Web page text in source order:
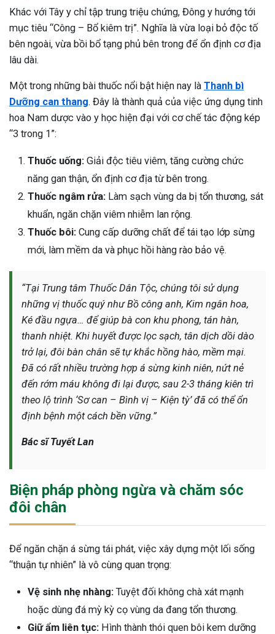
Khác với Tây y chỉ tập trung triệu chứng, Đông y hướng tới
mục tiêu “Công – Bổ kiêm trị”. Nghĩa là vừa loại bỏ độc tố
bên ngoài, vừa bồi bổ tạng phủ bên trong để ổn định cơ địa
lâu dài.
Một trong những bài thuốc nổi bật hiện nay là Thanh bì
Dưỡng can thang. Đây là thành quả của việc ứng dụng tinh
hoa Nam dược vào y học hiện đại với cơ chế tác động kép
“3 trong 1”:
Thuốc uống: Giải độc tiêu viêm, tăng cường chức
năng gan thận, ổn định cơ địa từ bên trong.
Thuốc ngâm rửa: Làm sạch vùng da bị tổn thương, sát
khuẩn, ngăn chặn viêm nhiễm lan rộng.
Thuốc bôi: Cung cấp dưỡng chất để tái tạo lớp sừng
mới, làm mềm da và phục hồi hàng rào bảo vệ.
“Tại Trung tâm Thuốc Dân Tộc, chúng tôi sử dụng
những vị thuốc quý như Bồ công anh, Kim ngân hoa,
Ké đầu ngựa… để giúp bà con khu phong, tán hàn,
thanh nhiệt. Khi huyết được lọc sạch, tân dịch dồi dào
trở lại, đôi bàn chân sẽ tự khắc hồng hào, mềm mại.
Đã có rất nhiều trường hợp á sừng kinh niên, nứt nẻ
đến rớm máu không đi lại được, sau 2-3 tháng kiên trì
theo lộ trình ‘Sơ can – Bình vị – Kiện tỳ’ đã có thể ổn
định bệnh một cách bền vững.”
Bác sĩ Tuyết Lan
Biện pháp phòng ngừa và chăm sóc
đôi chân
Để ngăn chặn á sừng tái phát, việc xây dựng một lối sống
“thuận tự nhiên” là vô cùng quan trọng:
Vệ sinh nhẹ nhàng: Tuyệt đối không chà xát mạnh
hoặc dùng đá mỳ kỳ cọ vùng da đang tổn thương.
Giữ ẩm liên tục: Hình thành thói quen bôi kem dưỡng